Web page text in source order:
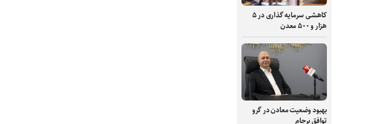
کاهشی سرمایه گذاری در ۵
هزار و ۵۰۰ معدن
بهبود وضعیت معادن در گرو
توافق برجام